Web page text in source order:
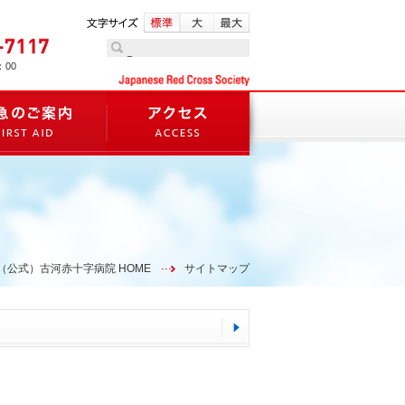
00
公式）古河赤十字病院 HOME サイトマップ